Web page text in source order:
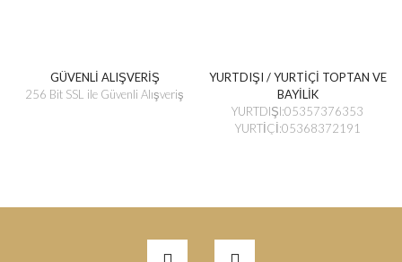
GÜVENLİ ALIŞVERİŞ
256 Bit SSL ile Güvenli Alışveriş
YURTDIŞI / YURTİÇİ TOPTAN VE
BAYİLİK
YURTDIŞI:05357376353
YURTİÇİ:05368372191